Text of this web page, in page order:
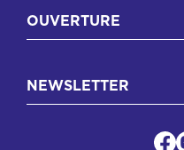
OUVERTURE
NEWSLETTER